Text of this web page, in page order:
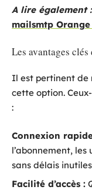
A lire également :
mailsmtp
Les avantages
Il est pertinent de
cette option.
:
Connexion
l’abonnement,
sans délais
Facilité d’accès :